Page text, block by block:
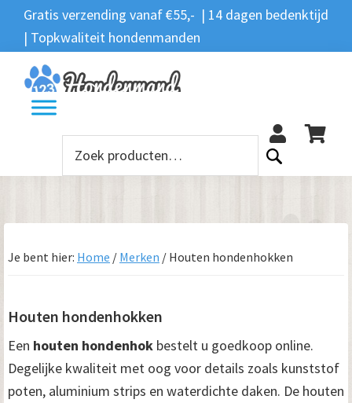
Spring
naar
de
hoofdnavigatie
Door
naar
de
hoofd
inhoud
Spring
naar
de
eerste
sidebar
Spring
naar
de
voettekst
Gratis verzending vanaf €55,- | 14 dagen bedenktijd
| Topkwaliteit hondenmanden
Zoeken
Zoeken
naar:
Je bent hier: Home / Merken / Houten hondenhokken
Houten hondenhokken
Een houten hondenhok bestelt u goedkoop online.
Degelijke kwaliteit met oog voor details zoals kunststof
poten, aluminium strips en waterdichte daken. De houten